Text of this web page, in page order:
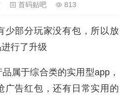
首码贴吧 813
少部分玩家没有包，所以放
行了升级
属于综合类的实用型app，
广告红包，还有日常实用的